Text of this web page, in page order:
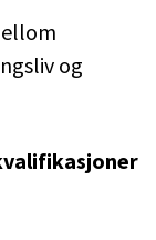
og